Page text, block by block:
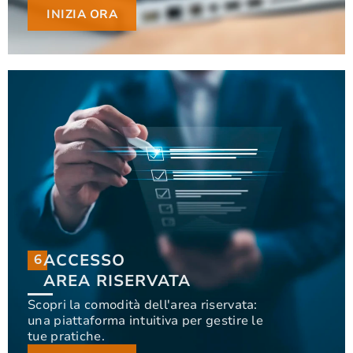
INIZIA ORA
INIZIA ORA
6ACCESSO
AREA RISERVATA
Scopri la comodità dell'area riservata:
una piattaforma intuitiva per gestire le
tue pratiche.
6
ACCESSO
AREA RISERVATA
Scopri la comodità dell'area riservata: una
piattaforma intuitiva per gestire le tue pratiche.